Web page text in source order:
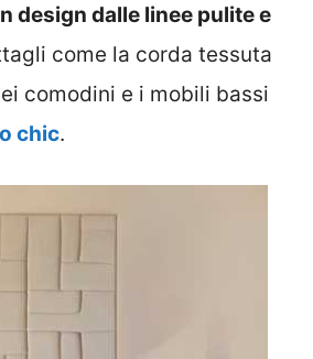
design dalle linee pulite e
come la corda tessuta
comodini e i mobili bassi
chic.